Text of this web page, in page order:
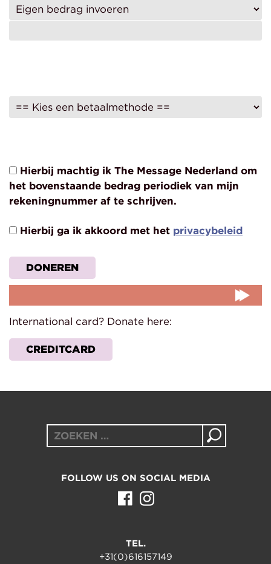
Hierbij machtig ik The Message Nederland om
het bovenstaande bedrag periodiek van mijn
rekeningnummer af te schrijven.
Hierbij ga ik akkoord met het privacybeleid
International card? Donate here:
CREDITCARD
Zoeken
FOLLOW US ON SOCIAL MEDIA
TEL.
+31(0)616157149